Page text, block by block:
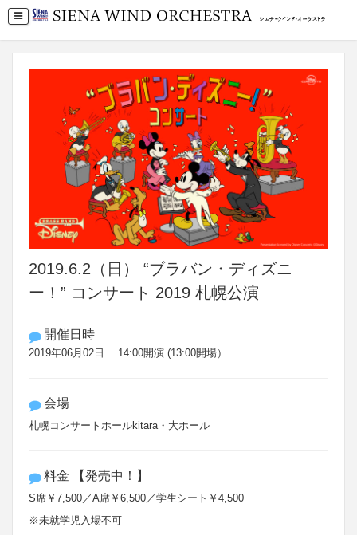
2019.6.2（日） “ブラバン・ディズニ
ー！” コンサート 2019 札幌公演
開催日時
2019年06月02日 14:00開演 (13:00開場）
会場
札幌コンサートホールkitara・大ホール
料金 【発売中！】
S席￥7,500／A席￥6,500／学生シート￥4,500
※未就学児入場不可